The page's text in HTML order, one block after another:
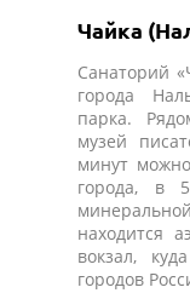
Чайка
Санаторий
города
парка.
музей
минут
города, в
находится
вокзал,
городов